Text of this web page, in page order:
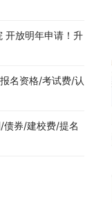
放明年申请！升
名资格/考试费/认
券/建校费/提名